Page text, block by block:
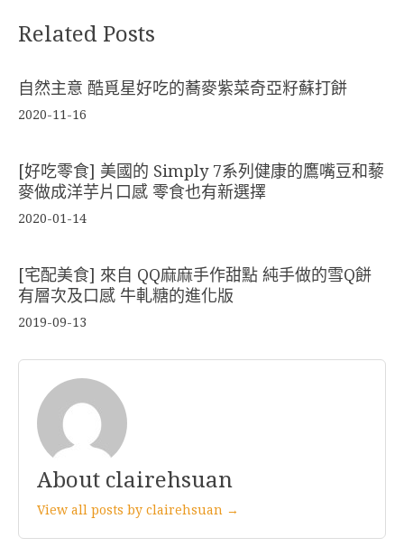
Related Posts
自然主意 酷覓星好吃的蕎麥紫菜奇亞籽蘇打餅
2020-11-16
[好吃零食] 美國的 Simply 7系列健康的鷹嘴豆和藜
麥做成洋芋片口感 零食也有新選擇
2020-01-14
[宅配美食] 來自 QQ麻麻手作甜點 純手做的雪Q餅
有層次及口感 牛軋糖的進化版
2019-09-13
About clairehsuan
View all posts by clairehsuan →